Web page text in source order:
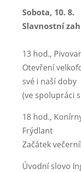
Sobota, 10. 8.
Slavnostní
13 hod.,
Otevření
své i naší doby
(ve spolupráci
18 hod.,
Frýdlant
Začátek
Úvodní slovo